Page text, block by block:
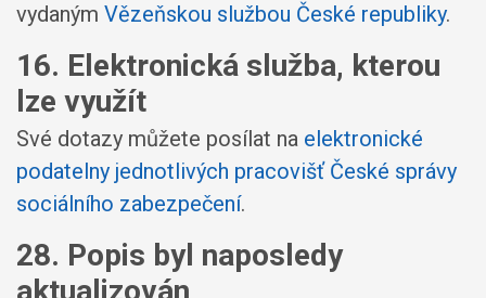
vydaným Vězeňskou službou České republiky.
16. Elektronická služba, kterou
lze využít
Své dotazy můžete posílat na elektronické
podatelny jednotlivých pracovišť České správy
sociálního zabezpečení.
28. Popis byl naposledy
aktualizován